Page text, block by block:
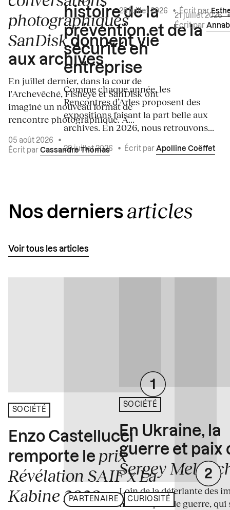
photographiques
SanDiskdonnent vie
aux archives
En juillet dernier, dans la cour de
l'Archevêché, Fisheye et SanDisk ont
imaginé un nouveau format de
rencontre photographique. À...
05 août 2026
•
Écrit par Cassandre Thomas
histoire de la
prévention et de la
sécurité en
entreprise
Comme chaque année, les
Rencontres d’Arles proposent des
expositions faisant la part belle aux
archives. En 2026, nous retrouvons...
29 juillet 2026 • Écrit par Apolline Coëffet
28 juillet 2026 •Écrit par
21 juillet 2026
Écrit par
Nos derniers articles
Voir tous les articles
SOCIÉTÉ
Enzo Castellucci
remporte le prix
Révélation SAIF x La
Kabine 2026
PARTENAIRE CURIOSITÉ
SOCIÉTÉ
En Ukraine, la
guerre et paix
Sergey
Loin de la déferlante des
médiatiques de guerre, qui